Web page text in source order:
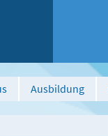
Ausbildung